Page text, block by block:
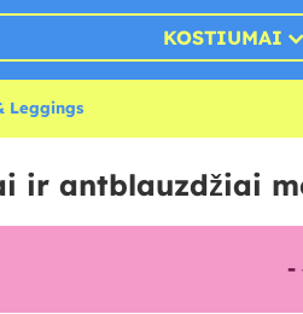
KOSTIUMAI
Leggings
ir antblauzdžiai
-